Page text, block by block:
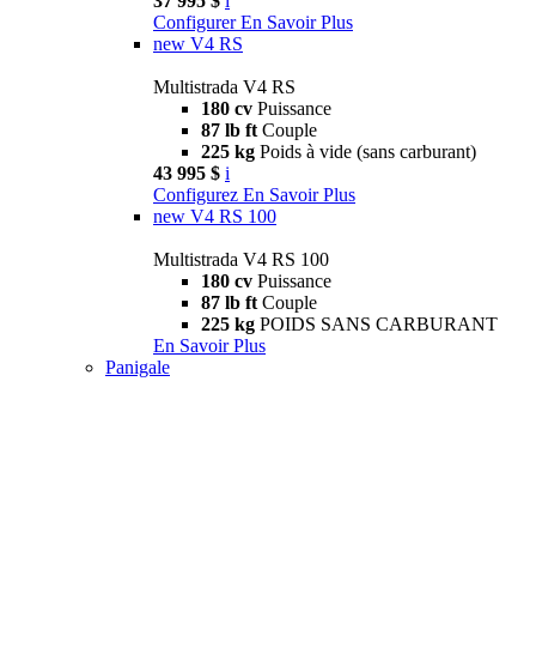
Configurer En Savoir Plus
new V4 RS
Multistrada V4 RS
180 cv Puissance
87 lb ft Couple
225 kg Poids à vide (sans carburant)
43 995 $ i
Configurez En Savoir Plus
new V4 RS 100
Multistrada V4 RS 100
180 cv Puissance
87 lb ft Couple
225 kg POIDS SANS CARBURANT
En Savoir Plus
Panigale